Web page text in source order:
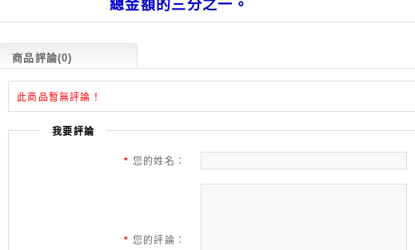
總金額的三分之一。
商品評論(0)
此商品暫無評論！
我要評論
* 您的姓名：
* 您的評論：